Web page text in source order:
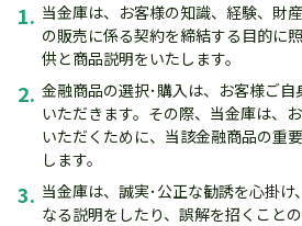
1. 当金庫は、お客様の知識、経験、財
の販売に係る契約を締結する目的に
供と商品説明をいたします。
2. 金融商品の選択･購入は、お客様ご自
いただきます。その際、当金庫は、
いただくために、当該金融商品の重
します。
3. 当金庫は、誠実･公正な勧誘を心掛
なる説明をしたり、誤解を招くこと